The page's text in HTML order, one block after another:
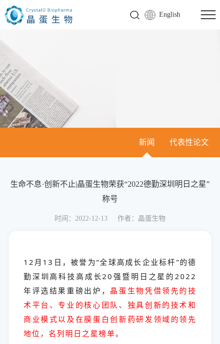
English
新闻 代表性论文
生命不息·创新不止|晶蛋生物荣获“2022德勤深圳明日之星”
称号
时间：2022-12-13 作者：晶蛋生物
12月13日，被誉为“全球高成长企业标杆”的德
勤深圳高科技高成长20强暨明日之星的2022
年评选结果重磅出炉， 晶蛋生物凭借领先的技
术平台、专业的核心团队、独具创新的技术和
商业模式以及在膜蛋白创新药研发领域的领先
地位，名列明日之星榜单。